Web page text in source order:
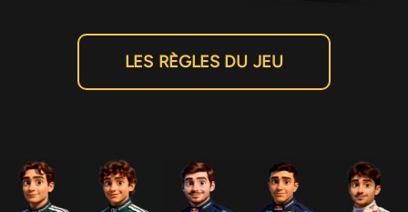
LES RÈGLES DU JEU